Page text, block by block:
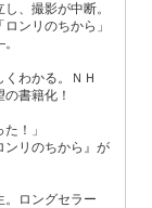
、撮影が中断。
ンリのちから」
くわかる。ＮＨ
書籍化！
！」
リのちから』が
。ロングセラー